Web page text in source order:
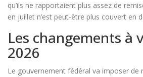
qu’ils ne rapportaient plus assez de
en juillet n’est peut-être plus couvert en
Les changements à
2026
Le gouvernement fédéral va imposer de